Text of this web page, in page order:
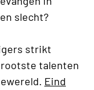
slecht?
strikt
talenten
Eind